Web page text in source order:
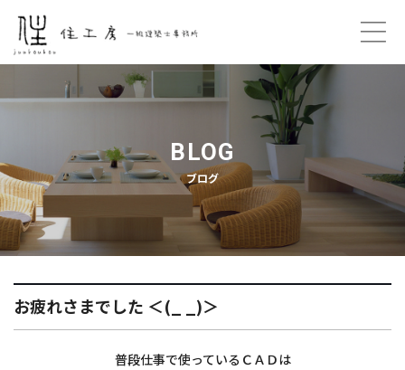
プロフィール
ご契約の流れ
住工房のこと
プライバシーポリシー
BLOG
ブログ
お疲れさまでした ＜(_ _)＞
普段仕事で使っているＣＡＤは